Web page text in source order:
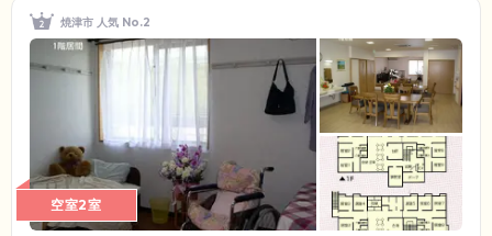
焼津市 人気 No.2
空室2室